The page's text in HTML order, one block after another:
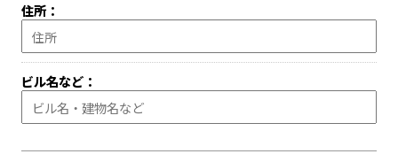
住所：
ビル名など：